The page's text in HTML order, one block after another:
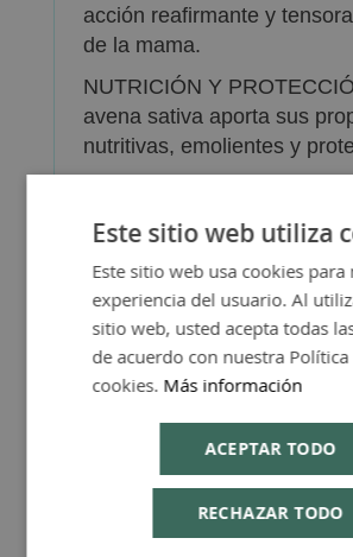
acción reafirmante y
de la mama.
NUTRICIÓN Y
avena sativa aporta sus
nutritivas, emolientes y
Presentación: envase de
Más Información
FAQ - Preguntas y
Este sitio web utiliza
Este sitio web usa cookies
experiencia del usuario. Al
sitio web, usted acepta todas
de acuerdo con nuestra Política
cookies. Más información
ACEPTAR TODO
RECHAZAR TODO